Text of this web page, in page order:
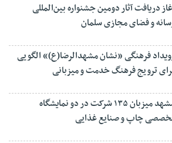
دریافت آثار دومین جشنواره بین‌المللی
و فضای مجازی سلمان
فرهنگی «نشان مشهدالرضا(ع)» الگویی
ترویج فرهنگ خدمت و میزبانی
مشهد میزبان ۱۳۵ شرکت در دو نمایشگاه
چاپ و صنایع غذایی